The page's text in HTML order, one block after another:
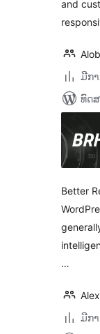
and
ມີກ
ທົດ
Better
…
ມີກ